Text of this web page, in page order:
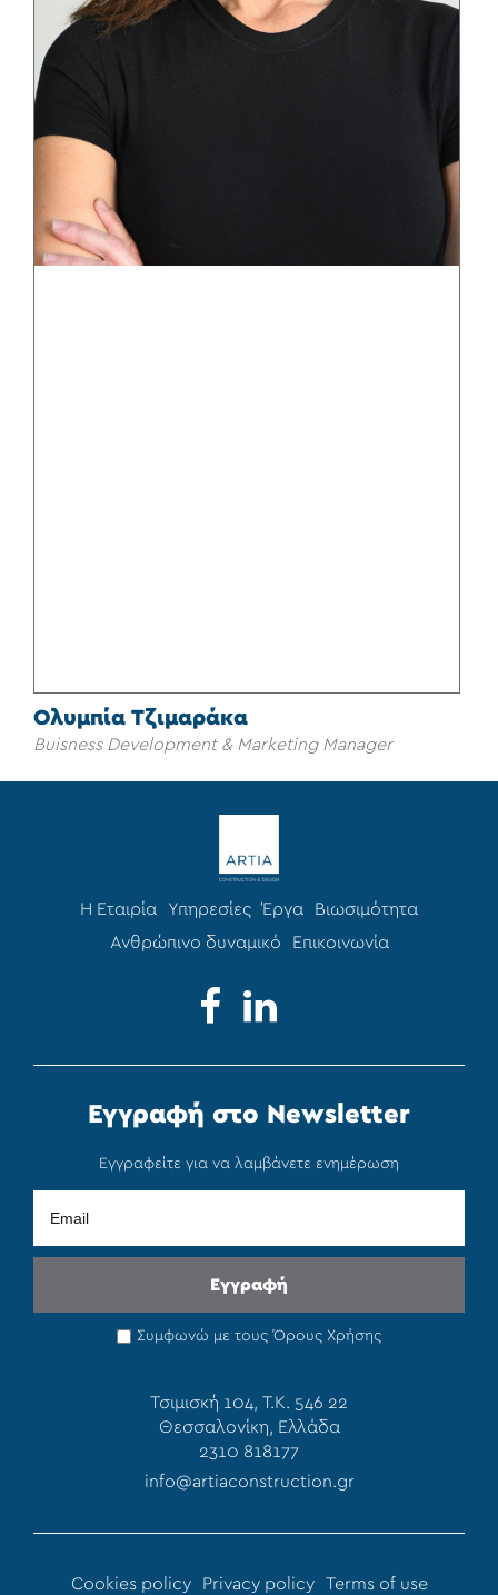
Ολυμπία Τζιμαράκα
Buisness Development & Marketing Manager
Η Εταιρία Υπηρεσίες Έργα
Βιωσιμότητα
Ανθρώπινο δυναμικό
Επικοινωνία
Εγγραφή στο Newsletter
Εγγραφείτε για να λαμβάνετε ενημέρωση
Συμφωνώ με τους Όρους Χρήσης
Τσιμισκή 104, T.K. 546 22
Θεσσαλονίκη, Ελλάδα
2310 818177
info@artiaconstruction.gr
Cookies policy Privacy policy Terms of use